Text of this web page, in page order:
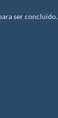
ser concluído.